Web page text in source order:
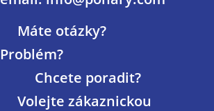
Máte otázky?
Problém?
Chcete poradit?
Volejte zákaznickou